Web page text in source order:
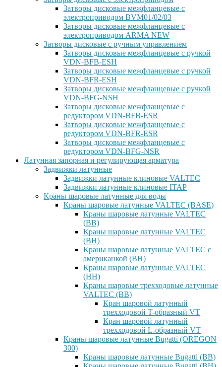
Затворы дисковые межфланцевые с
электроприводом BVM01/02/03
Затворы дисковые межфланцевые с
электроприводом ARMA NEW
Затворы дисковые с ручным управлением
Затворы дисковые межфланцевые с ручкой
VDN-BFB-ESH
Затворы дисковые межфланцевые с ручкой
VDN-BFR-ESH
Затворы дисковые межфланцевые с ручкой
VDN-BFG-NSH
Затворы дисковые межфланцевые с
редуктором VDN-BFB-ESR
Затворы дисковые межфланцевые с
редуктором VDN-BFR-ESR
Затворы дисковые межфланцевые с
редуктором VDN-BFG-NSR
Латунная запорная и регулирующая арматура
Задвижки латунные
Задвижки латунные клиновые VALTEC
Задвижки латунные клиновые ITAP
Краны шаровые латунные для воды
Краны шаровые латунные VALTEC (BASE)
Краны шаровые латунные VALTEC
(ВВ)
Краны шаровые латунные VALTEC
(ВН)
Краны шаровые латунные VALTEC с
американкой (ВН)
Краны шаровые латунные VALTEC
(НН)
Краны шаровые трехходовые латунные
VALTEC (ВВ)
Кран шаровой латунный
трехходовой T-образный VT
Кран шаровой латунный
трехходовой L-образный VT
Краны шаровые латунные Bugatti (OREGON
300)
Краны шаровые латунные Bugatti (ВВ)